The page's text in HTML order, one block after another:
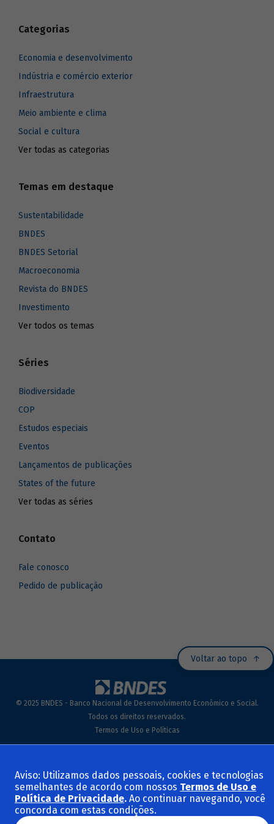
Categorias
Economia e desenvolvimento
Indústria e comércio exterior
Infraestrutura
Meio ambiente e clima
Social e cultura
Ver todas as categorias
Temas em destaque
Sustentabilidade
BNDES
BNDES Setorial
Macroeconomia
Revista do BNDES
Investimento
Ver todos os temas
Séries
Biodiversidade
COP
Estudos especiais
Eventos
Lançamentos de publicações
States of the future
Ver todas as séries
Contato
Fale conosco
Pedido de publicação
Voltar ao topo
© 2025 BNDES - Banco Nacional de Desenvolvimento Econômico e Social.
Todos os direitos reservados.
Termos de Uso e Políticas
Aviso: Utilizamos dados pessoais, cookies e tecnologias
semelhantes de acordo com nossos Termos de Uso e
Política de Privacidade. Ao continuar navegando, você
concorda com estas condições.